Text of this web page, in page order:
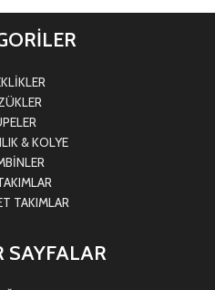
& KOLYE
TAKIMLAR
SAYFALAR